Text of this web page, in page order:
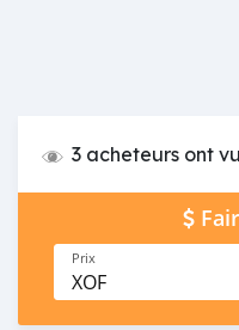
3 acheteurs ont
Prix
XOF